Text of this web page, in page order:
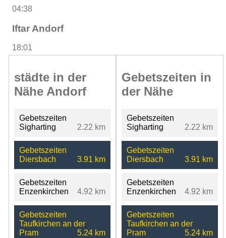
04:38
Iftar Andorf
18:01
städte in der
Nähe Andorf
Gebetszeiten
Sigharting
2.22 km
Gebetszeiten
Diersbach
3.91 km
Gebetszeiten
Enzenkirchen
4.92 km
Gebetszeiten
Taufkirchen an der
Pram
5.24 km
Gebetszeiten in
der Nähe
Gebetszeiten
Sigharting
2.22 km
Gebetszeiten
Diersbach
3.91 km
Gebetszeiten
Enzenkirchen
4.92 km
Gebetszeiten
Taufkirchen an der
Pram
5.24 km